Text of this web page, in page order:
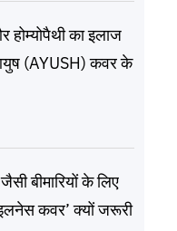
होम्योपैथी का इलाज
(AYUSH) कवर के
बीमारियों के लिए
कवर’ क्यों जरूरी